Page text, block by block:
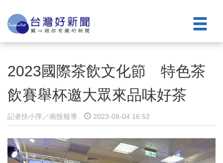
2023國際茶飲文化節 特色茶
飲賽舉杯邀大眾來品味好茶
記者扶小萍／南投報導 2023-08-04 16:52